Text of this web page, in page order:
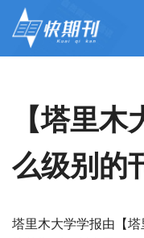
【塔里
么级别的
塔里木大学学报由【